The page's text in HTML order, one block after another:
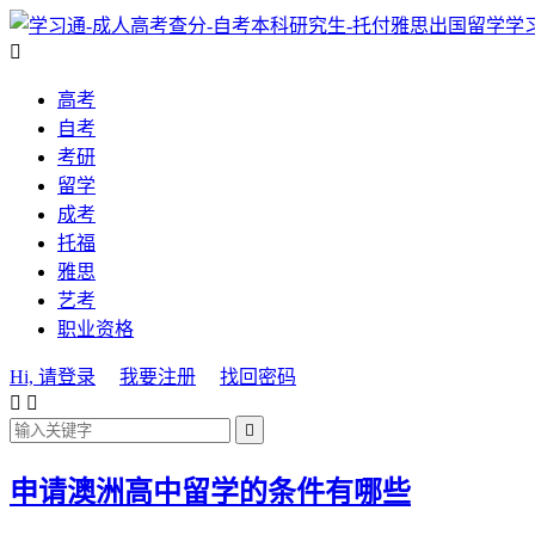
学

高考
自考
考研
留学
成考
托福
雅思
艺考
职业资格
Hi, 请登录 我要注册
找回密码
 

申请澳洲高中留学的条件有哪些